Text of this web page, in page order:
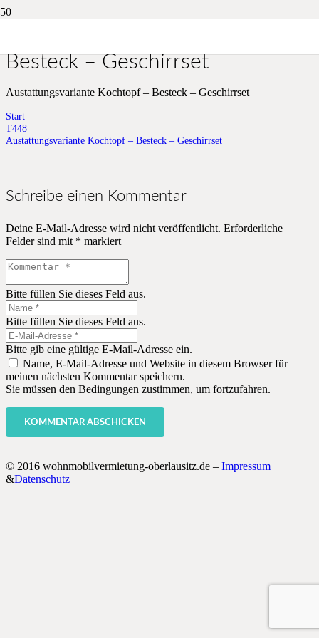
Besteck – Geschirrset
Austattungsvariante Kochtopf – Besteck – Geschirrset
Start
T448
Austattungsvariante Kochtopf – Besteck – Geschirrset
Schreibe einen Kommentar
Deine E-Mail-Adresse wird nicht veröffentlicht. Erforderliche
Felder sind mit * markiert
Bitte füllen Sie dieses Feld aus.
Bitte füllen Sie dieses Feld aus.
Bitte gib eine gültige E-Mail-Adresse ein.
Name, E-Mail-Adresse und Website in diesem Browser für
meinen nächsten Kommentar speichern.
Sie müssen den Bedingungen zustimmen, um fortzufahren.
KOMMENTAR ABSCHICKEN
© 2016 wohnmobilvermietung-oberlausitz.de – Impressum
&Datenschutz